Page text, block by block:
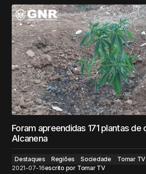
Foram apreendidas 171 plantas de
Alcanena
Destaques Regiões Sociedade Tomar TV
2021-07-16escrito por Tomar TV